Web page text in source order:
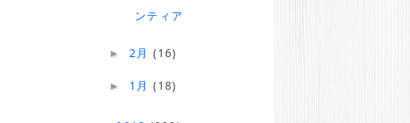
ンティア
► 2月(16)
► 1月(18)